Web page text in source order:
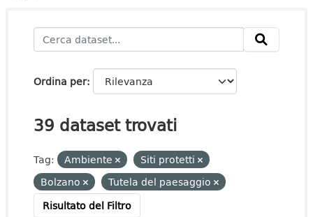
Ordina per
39 dataset trovati
Tag: Ambiente
Siti protetti
Bolzano
Tutela del paesaggio
Risultato del Filtro